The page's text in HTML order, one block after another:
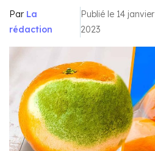
Par La
rédaction
Publié le 14 janvier
2023